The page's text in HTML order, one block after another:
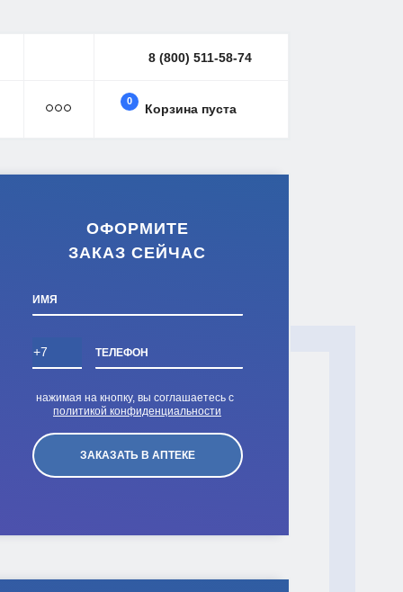
8 (800) 511-58-74
0
Корзина пуста
ОФОРМИТЕ
ЗАКАЗ СЕЙЧАС
ИМЯ
ТЕЛЕФОН
нажимая на кнопку, вы соглашаетесь с
политикой конфиденциальности